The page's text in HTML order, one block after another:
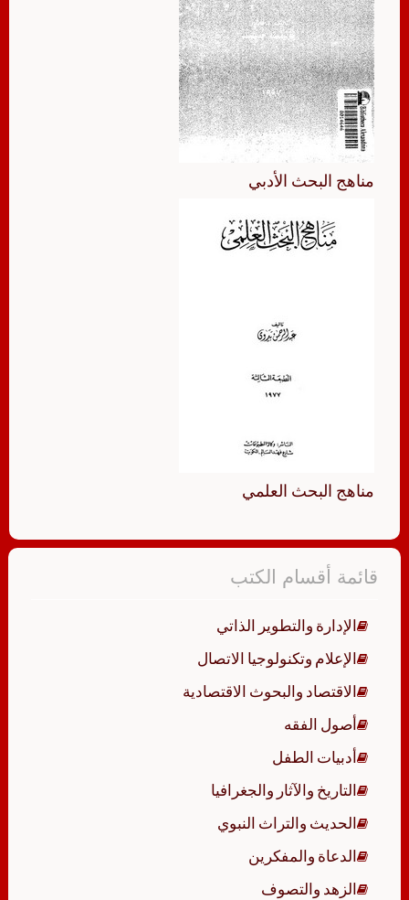
مناهج البحث الأدبي
مناهج البحث العلمي
قائمة أقسام الكتب
الإدارة والتطوير الذاتي
الإعلام وتكنولوجيا الاتصال
الاقتصاد والبحوث الاقتصادية
أصول الفقه
أدبيات الطفل
التاريخ والآثار والجغرافيا
الحديث والتراث النبوي
الدعاة والمفكرين
الزهد والتصوف